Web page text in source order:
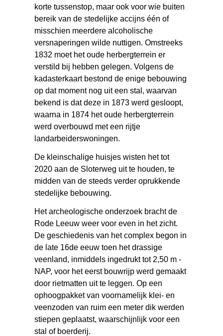
korte tussenstop, maar ook voor wie buiten
bereik van de stedelijke accijns één of
misschien meerdere alcoholische
versnaperingen wilde nuttigen. Omstreeks
1832 moet het oude herbergterrein er
verstild bij hebben gelegen. Volgens de
kadasterkaart bestond de enige bebouwing
op dat moment nog uit een stal, waarvan
bekend is dat deze in 1873 werd gesloopt,
waarna in 1874 het oude herbergterrein
werd overbouwd met een rijtje
landarbeiderswoningen.
De kleinschalige huisjes wisten het tot
2020 aan de Sloterweg uit te houden, te
midden van de steeds verder oprukkende
stedelijke bebouwing.
Het archeologische onderzoek bracht de
Rode Leeuw weer voor even in het zicht.
De geschiedenis van het complex begon in
de late 16de eeuw toen het drassige
veenland, inmiddels ingedrukt tot 2,50 m -
NAP, voor het eerst bouwrijp werd gemaakt
door rietmatten uit te leggen. Op een
ophoogpakket van voornamelijk klei- en
veenzoden van ruim een meter dik werden
stiepen geplaatst, waarschijnlijk voor een
stal of boerderij.